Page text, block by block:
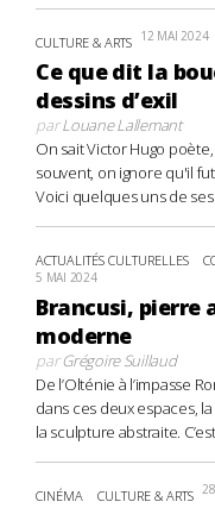
CULTURE & ARTS 12 MAI 2024
Ce que dit la
dessins d’exil
parLouane Lallemant
On sait Victor Hugo
souvent, on ignore qu'il
Voici quelques uns de
ACTUALITÉS CULTURELLES
5 MAI 2024
Brancusi, pierre
moderne
parGrégoire Suillaud
De l’Olténie à l’impasse
dans ces deux espaces,
la sculpture abstraite.
CINÉMA CULTURE & ARTS